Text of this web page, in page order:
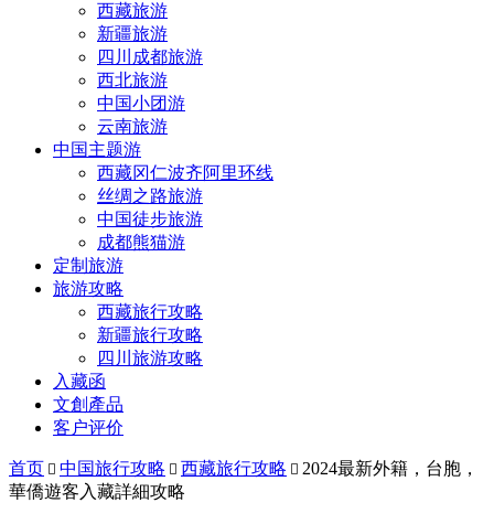
西藏旅游
新疆旅游
四川成都旅游
西北旅游
中国小团游
云南旅游
中国主题游
西藏冈仁波齐阿里环线
丝绸之路旅游
中国徒步旅游
成都熊猫游
定制旅游
旅游攻略
西藏旅行攻略
新疆旅行攻略
四川旅游攻略
入藏函
文創產品
客户评价
首页  中国旅行攻略  西藏旅行攻略  2024最新外籍，台胞，
華僑遊客入藏詳細攻略